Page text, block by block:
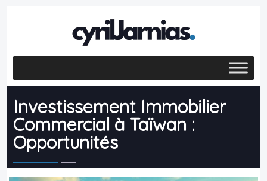
Investissement Immobilier
Commercial à Taïwan :
Opportunités